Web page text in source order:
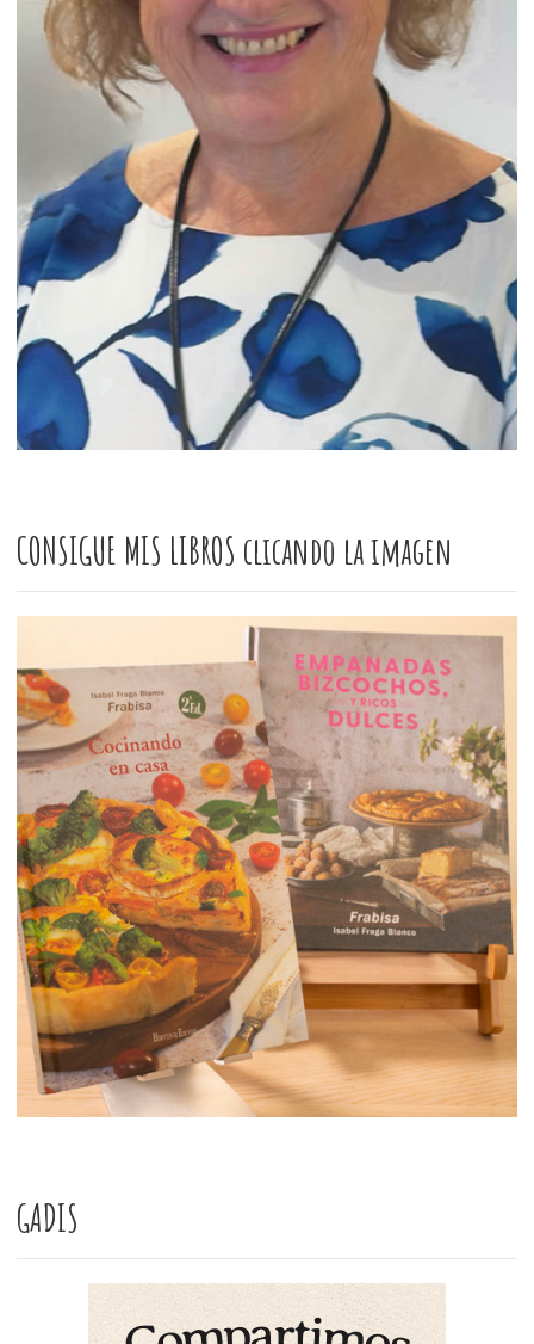
CONSIGUE MIS LIBROS clicando la imagen
GADIS